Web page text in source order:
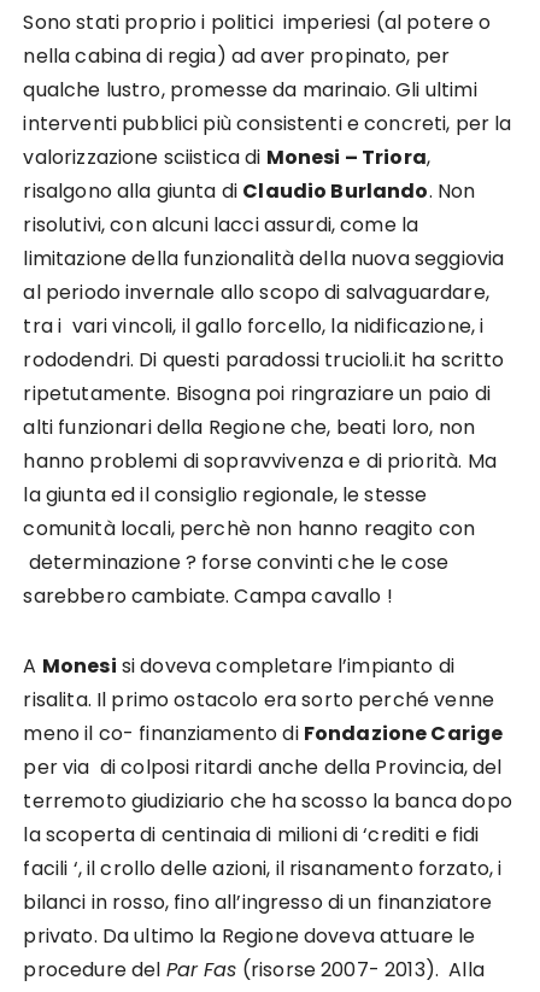
Sono stati proprio i politici imperiesi (al potere o
nella cabina di regia) ad aver propinato, per
qualche lustro, promesse da marinaio. Gli ultimi
interventi pubblici più consistenti e concreti, per la
valorizzazione sciistica di Monesi – Triora,
risalgono alla giunta di Claudio Burlando. Non
risolutivi, con alcuni lacci assurdi, come la
limitazione della funzionalità della nuova seggiovia
al periodo invernale allo scopo di salvaguardare,
tra i vari vincoli, il gallo forcello, la nidificazione, i
rododendri. Di questi paradossi trucioli.it ha scritto
ripetutamente. Bisogna poi ringraziare un paio di
alti funzionari della Regione che, beati loro, non
hanno problemi di sopravvivenza e di priorità. Ma
la giunta ed il consiglio regionale, le stesse
comunità locali, perchè non hanno reagito con
determinazione ? forse convinti che le cose
sarebbero cambiate. Campa cavallo !
A Monesi si doveva completare l’impianto di
risalita. Il primo ostacolo era sorto perché venne
meno il co- finanziamento di Fondazione Carige
per via di colposi ritardi anche della Provincia, del
terremoto giudiziario che ha scosso la banca dopo
la scoperta di centinaia di milioni di ‘crediti e fidi
facili ‘, il crollo delle azioni, il risanamento forzato, i
bilanci in rosso, fino all’ingresso di un finanziatore
privato. Da ultimo la Regione doveva attuare le
procedure del Par Fas (risorse 2007- 2013). Alla